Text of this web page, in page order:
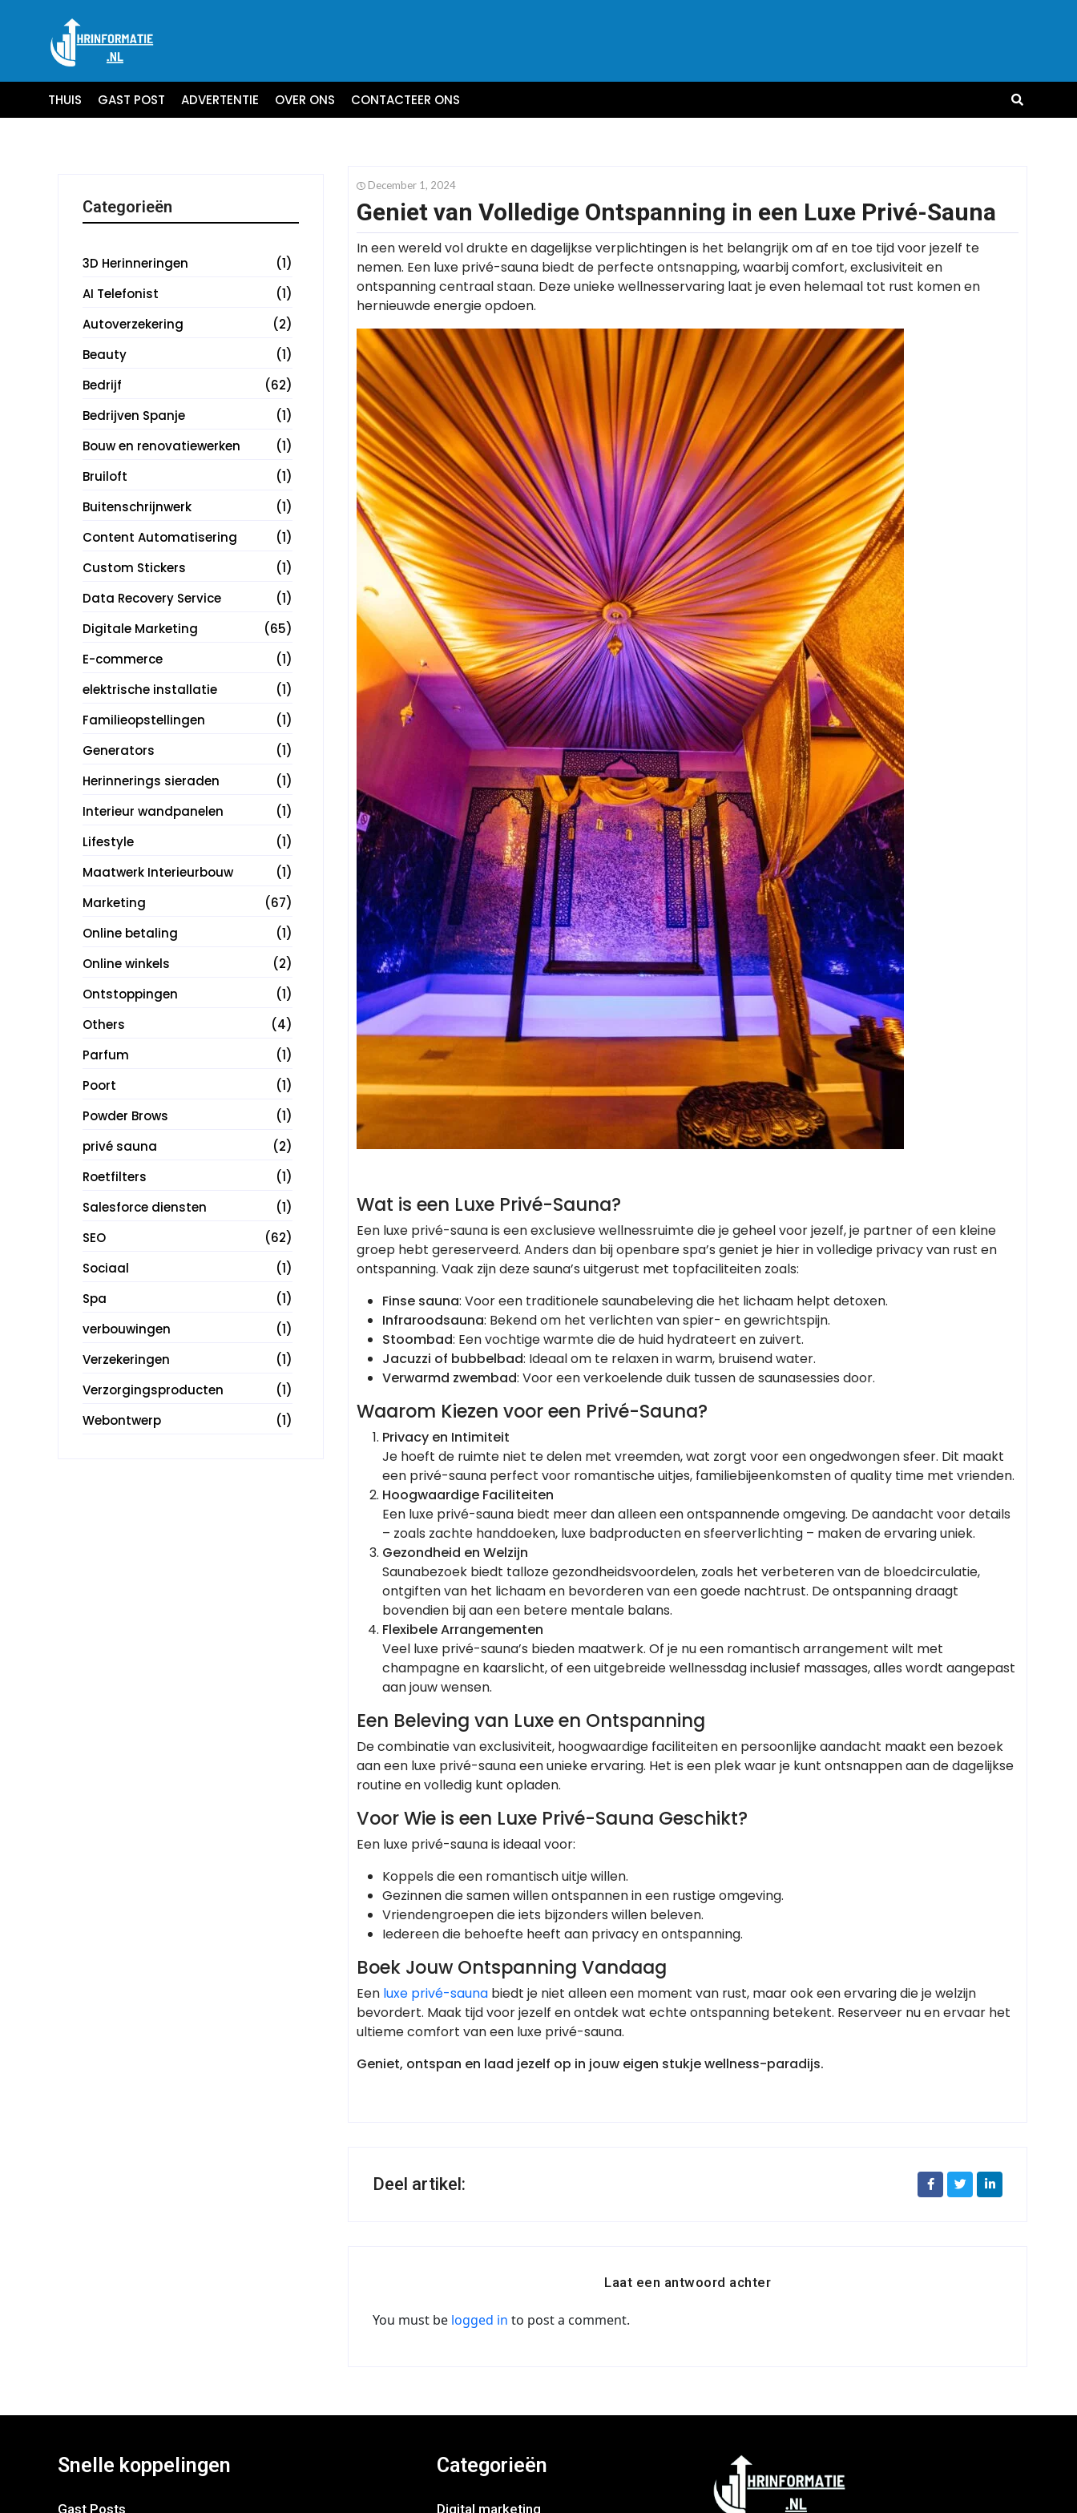
THUIS GAST POST ADVERTENTIE OVER ONS CONTACTEER ONS
Categorieën
3D Herinneringen
(1)
AI Telefonist
(1)
Autoverzekering
(2)
Beauty
(1)
Bedrijf
(62)
Bedrijven Spanje
(1)
Bouw en renovatiewerken
(1)
Bruiloft
(1)
Buitenschrijnwerk
(1)
Content Automatisering
(1)
Custom Stickers
(1)
Data Recovery Service
(1)
Digitale Marketing
(65)
E-commerce
(1)
elektrische installatie
(1)
Familieopstellingen
(1)
Generators
(1)
Herinnerings sieraden
(1)
Interieur wandpanelen
(1)
Lifestyle
(1)
Maatwerk Interieurbouw
(1)
Marketing
(67)
Online betaling
(1)
Online winkels
(2)
Ontstoppingen
(1)
Others
(4)
Parfum
(1)
Poort
(1)
Powder Brows
(1)
privé sauna
(2)
Roetfilters
(1)
Salesforce diensten
(1)
SEO
(62)
Sociaal
(1)
Spa
(1)
verbouwingen
(1)
Verzekeringen
(1)
Verzorgingsproducten
(1)
Webontwerp
(1)
December 1, 2024
Geniet van Volledige Ontspanning in een Luxe Privé-Sauna
In een wereld vol drukte en dagelijkse verplichtingen is het belangrijk om af en toe tijd voor jezelf te
nemen. Een luxe privé-sauna biedt de perfecte ontsnapping, waarbij comfort, exclusiviteit en
ontspanning centraal staan. Deze unieke wellnesservaring laat je even helemaal tot rust komen en
hernieuwde energie opdoen.
Wat is een Luxe Privé-Sauna?
Een luxe privé-sauna is een exclusieve wellnessruimte die je geheel voor jezelf, je partner of een kleine
groep hebt gereserveerd. Anders dan bij openbare spa’s geniet je hier in volledige privacy van rust en
ontspanning. Vaak zijn deze sauna’s uitgerust met topfaciliteiten zoals:
Finse sauna: Voor een traditionele saunabeleving die het lichaam helpt detoxen.
Infraroodsauna: Bekend om het verlichten van spier- en gewrichtspijn.
Stoombad: Een vochtige warmte die de huid hydrateert en zuivert.
Jacuzzi of bubbelbad: Ideaal om te relaxen in warm, bruisend water.
Verwarmd zwembad: Voor een verkoelende duik tussen de saunasessies door.
Waarom Kiezen voor een Privé-Sauna?
Privacy en Intimiteit
Je hoeft de ruimte niet te delen met vreemden, wat zorgt voor een ongedwongen sfeer. Dit maakt
een privé-sauna perfect voor romantische uitjes, familiebijeenkomsten of quality time met vrienden.
Hoogwaardige Faciliteiten
Een luxe privé-sauna biedt meer dan alleen een ontspannende omgeving. De aandacht voor details
– zoals zachte handdoeken, luxe badproducten en sfeerverlichting – maken de ervaring uniek.
Gezondheid en Welzijn
Saunabezoek biedt talloze gezondheidsvoordelen, zoals het verbeteren van de bloedcirculatie,
ontgiften van het lichaam en bevorderen van een goede nachtrust. De ontspanning draagt
bovendien bij aan een betere mentale balans.
Flexibele Arrangementen
Veel luxe privé-sauna’s bieden maatwerk. Of je nu een romantisch arrangement wilt met
champagne en kaarslicht, of een uitgebreide wellnessdag inclusief massages, alles wordt aangepast
aan jouw wensen.
Een Beleving van Luxe en Ontspanning
De combinatie van exclusiviteit, hoogwaardige faciliteiten en persoonlijke aandacht maakt een bezoek
aan een luxe privé-sauna een unieke ervaring. Het is een plek waar je kunt ontsnappen aan de dagelijkse
routine en volledig kunt opladen.
Voor Wie is een Luxe Privé-Sauna Geschikt?
Een luxe privé-sauna is ideaal voor:
Koppels die een romantisch uitje willen.
Gezinnen die samen willen ontspannen in een rustige omgeving.
Vriendengroepen die iets bijzonders willen beleven.
Iedereen die behoefte heeft aan privacy en ontspanning.
Boek Jouw Ontspanning Vandaag
Een luxe privé-sauna biedt je niet alleen een moment van rust, maar ook een ervaring die je welzijn
bevordert. Maak tijd voor jezelf en ontdek wat echte ontspanning betekent. Reserveer nu en ervaar het
ultieme comfort van een luxe privé-sauna.
Geniet, ontspan en laad jezelf op in jouw eigen stukje wellness-paradijs.
Deel artikel:
Laat een antwoord achter
You must be logged in to post a comment.
Snelle koppelingen
Gast Posts
Categorieën
Digital marketing